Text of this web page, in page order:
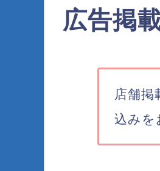
広告掲
店舗
込みを